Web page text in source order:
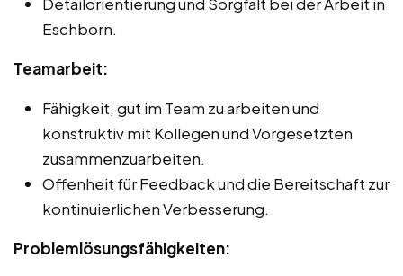
Eschborn.
Teamarbeit:
Fähigkeit, gut im Team zu arbeiten und
konstruktiv mit Kollegen und Vorgesetzten
zusammenzuarbeiten.
Offenheit für Feedback und die Bereitschaft zur
kontinuierlichen Verbesserung.
Problemlösungsfähigkeiten: